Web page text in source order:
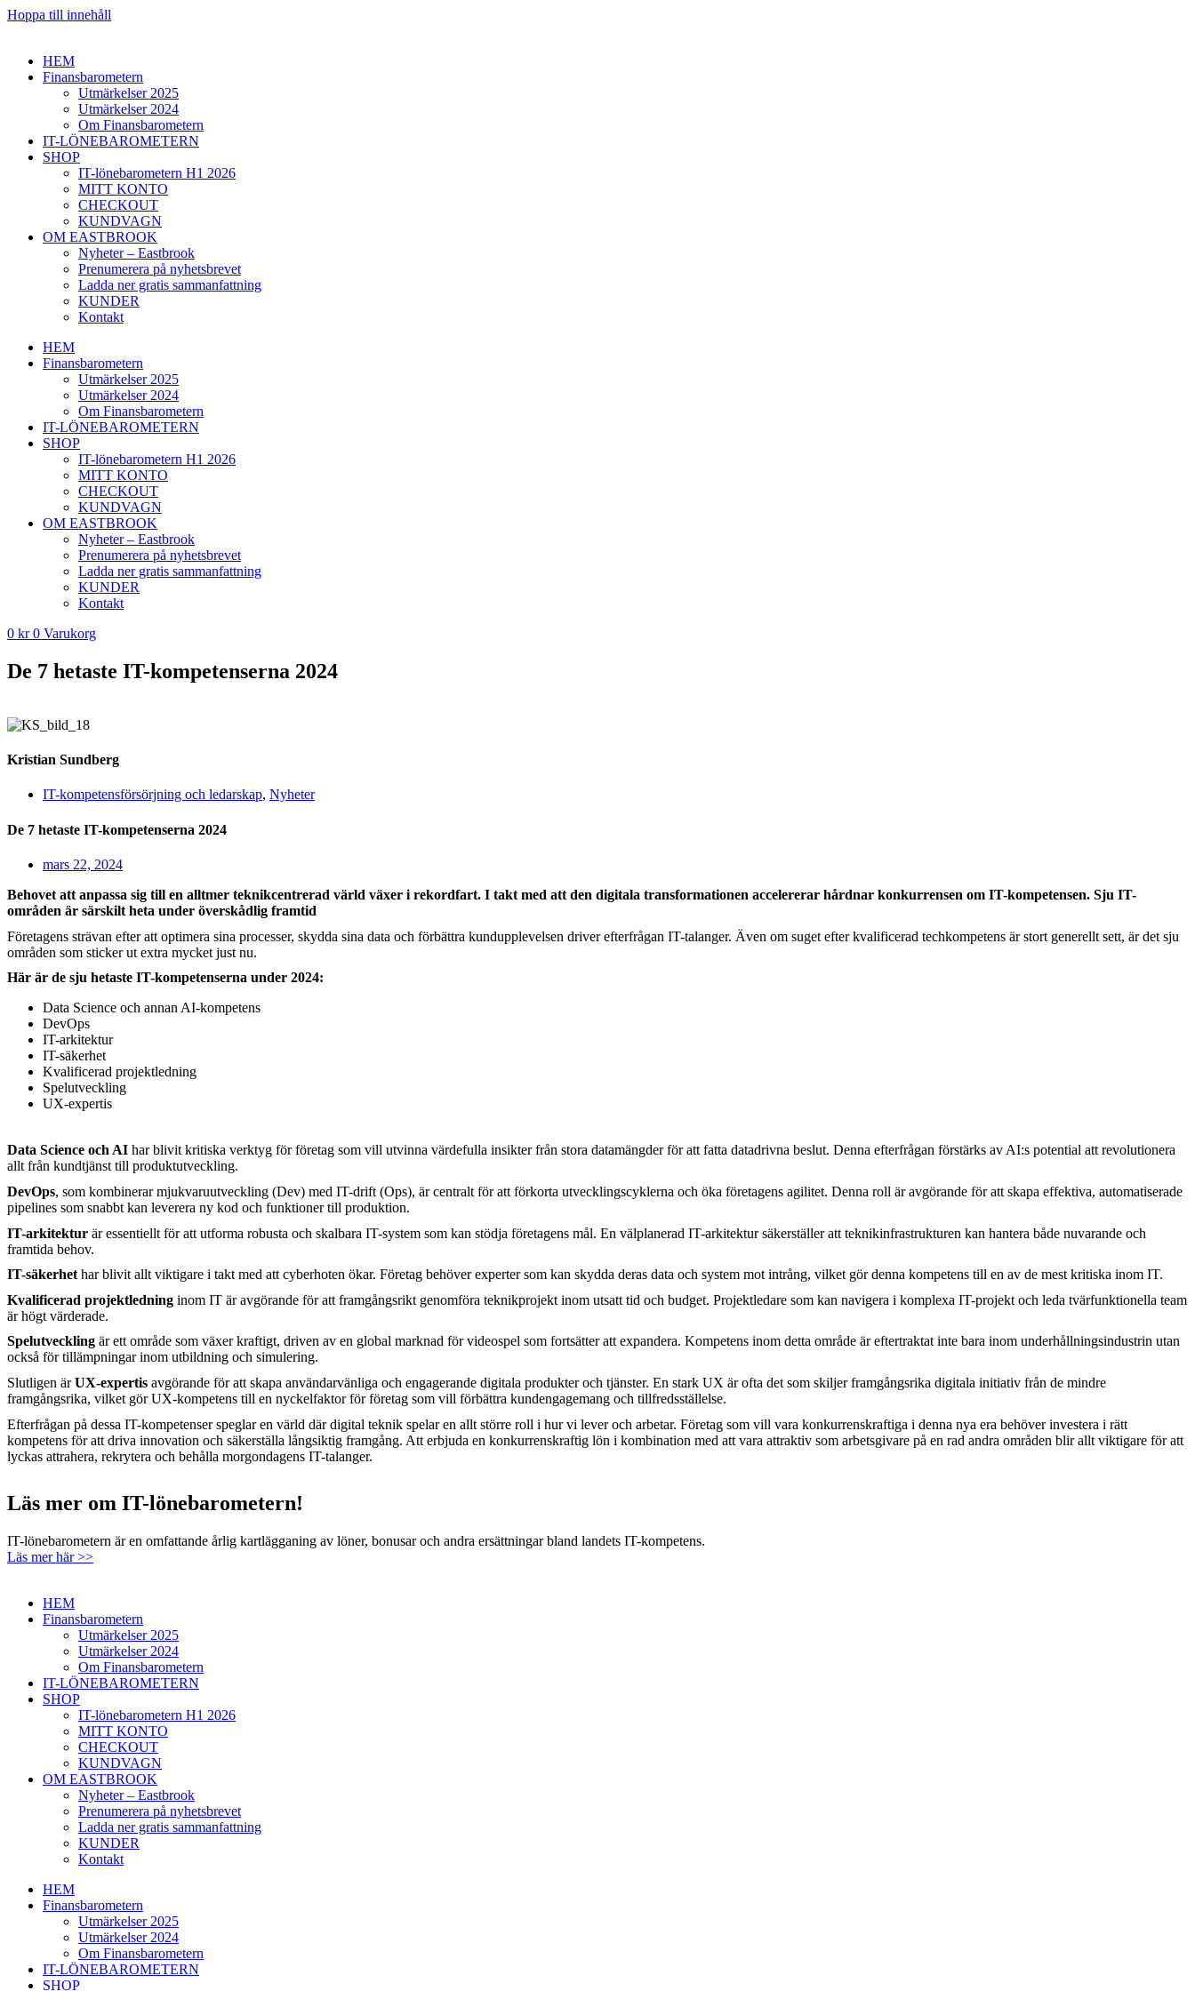
Hoppa till innehåll
HEM
Finansbarometern
Utmärkelser 2025
Utmärkelser 2024
Om Finansbarometern
IT-LÖNEBAROMETERN
SHOP
IT-lönebarometern H1 2026
MITT KONTO
CHECKOUT
KUNDVAGN
OM EASTBROOK
Nyheter – Eastbrook
Prenumerera på nyhetsbrevet
Ladda ner gratis sammanfattning
KUNDER
Kontakt
HEM
Finansbarometern
Utmärkelser 2025
Utmärkelser 2024
Om Finansbarometern
IT-LÖNEBAROMETERN
SHOP
IT-lönebarometern H1 2026
MITT KONTO
CHECKOUT
KUNDVAGN
OM EASTBROOK
Nyheter – Eastbrook
Prenumerera på nyhetsbrevet
Ladda ner gratis sammanfattning
KUNDER
Kontakt
0 kr 0 Varukorg
De 7 hetaste IT-kompetenserna 2024
Kristian Sundberg
IT-kompetensförsörjning och ledarskap, Nyheter
De 7 hetaste IT-kompetenserna 2024
mars 22, 2024
Behovet att anpassa sig till en alltmer teknikcentrerad värld växer i rekordfart. I takt med att den digitala transformationen accelererar hårdnar konkurrensen om IT-kompetensen. Sju IT-
områden är särskilt heta under överskådlig framtid
Företagens strävan efter att optimera sina processer, skydda sina data och förbättra kundupplevelsen driver efterfrågan IT-talanger. Även om suget efter kvalificerad techkompetens är stort generellt sett, är det sju
områden som sticker ut extra mycket just nu.
Här är de sju hetaste IT-kompetenserna under 2024:
Data Science och annan AI-kompetens
DevOps
IT-arkitektur
IT-säkerhet
Kvalificerad projektledning
Spelutveckling
UX-expertis
Data Science och AI har blivit kritiska verktyg för företag som vill utvinna värdefulla insikter från stora datamängder för att fatta datadrivna beslut. Denna efterfrågan förstärks av AI:s potential att revolutionera
allt från kundtjänst till produktutveckling.
DevOps, som kombinerar mjukvaruutveckling (Dev) med IT-drift (Ops), är centralt för att förkorta utvecklingscyklerna och öka företagens agilitet. Denna roll är avgörande för att skapa effektiva, automatiserade
pipelines som snabbt kan leverera ny kod och funktioner till produktion.
IT-arkitektur är essentiellt för att utforma robusta och skalbara IT-system som kan stödja företagens mål. En välplanerad IT-arkitektur säkerställer att teknikinfrastrukturen kan hantera både nuvarande och
framtida behov.
IT-säkerhet har blivit allt viktigare i takt med att cyberhoten ökar. Företag behöver experter som kan skydda deras data och system mot intrång, vilket gör denna kompetens till en av de mest kritiska inom IT.
Kvalificerad projektledning inom IT är avgörande för att framgångsrikt genomföra teknikprojekt inom utsatt tid och budget. Projektledare som kan navigera i komplexa IT-projekt och leda tvärfunktionella team
är högt värderade.
Spelutveckling är ett område som växer kraftigt, driven av en global marknad för videospel som fortsätter att expandera. Kompetens inom detta område är eftertraktat inte bara inom underhållningsindustrin utan
också för tillämpningar inom utbildning och simulering.
Slutligen ärUX-expertis avgörande för att skapa användarvänliga och engagerande digitala produkter och tjänster. En stark UX är ofta det som skiljer framgångsrika digitala initiativ från de mindre
framgångsrika, vilket gör UX-kompetens till en nyckelfaktor för företag som vill förbättra kundengagemang och tillfredsställelse.
Efterfrågan på dessa IT-kompetenser speglar en värld där digital teknik spelar en allt större roll i hur vi lever och arbetar. Företag som vill vara konkurrenskraftiga i denna nya era behöver investera i rätt
kompetens för att driva innovation och säkerställa långsiktig framgång. Att erbjuda en konkurrenskraftig lön i kombination med att vara attraktiv som arbetsgivare på en rad andra områden blir allt viktigare för att
lyckas attrahera, rekrytera och behålla morgondagens IT-talanger.
Läs mer om IT-lönebarometern!
IT-lönebarometern är en omfattande årlig kartlägganing av löner, bonusar och andra ersättningar bland landets IT-kompetens.
Läs mer här >>
HEM
Finansbarometern
Utmärkelser 2025
Utmärkelser 2024
Om Finansbarometern
IT-LÖNEBAROMETERN
SHOP
IT-lönebarometern H1 2026
MITT KONTO
CHECKOUT
KUNDVAGN
OM EASTBROOK
Nyheter – Eastbrook
Prenumerera på nyhetsbrevet
Ladda ner gratis sammanfattning
KUNDER
Kontakt
HEM
Finansbarometern
Utmärkelser 2025
Utmärkelser 2024
Om Finansbarometern
IT-LÖNEBAROMETERN
SHOP